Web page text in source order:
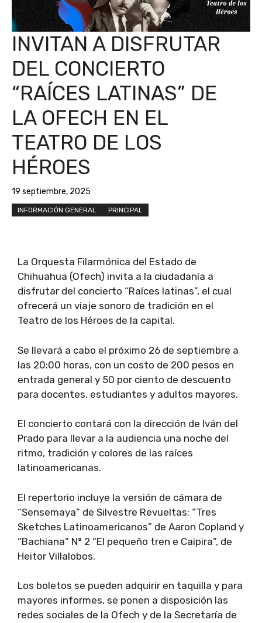
INVITAN A DISFRUTAR
DEL CONCIERTO
“RAÍCES LATINAS” DE
LA OFECH EN EL
TEATRO DE LOS
HÉROES
19 septiembre, 2025
INFORMACIÓN GENERAL PRINCIPAL
La Orquesta Filarmónica del Estado de
Chihuahua (Ofech) invita a la ciudadanía a
disfrutar del concierto “Raíces latinas”, el cual
ofrecerá un viaje sonoro de tradición en el
Teatro de los Héroes de la capital.
Se llevará a cabo el próximo 26 de septiembre a
las 20:00 horas, con un costo de 200 pesos en
entrada general y 50 por ciento de descuento
para docentes, estudiantes y adultos mayores.
El concierto contará con la dirección de Iván del
Prado para llevar a la audiencia una noche del
ritmo, tradición y colores de las raíces
latinoamericanas.
El repertorio incluye la versión de cámara de
“Sensemaya” de Silvestre Revueltas; “Tres
Sketches Latinoamericanos” de Aaron Copland y
“Bachiana” N° 2 “El pequeño tren e Caipira”, de
Heitor Villalobos.
Los boletos se pueden adquirir en taquilla y para
mayores informes, se ponen a disposición las
redes sociales de la Ofech y de la Secretaría de